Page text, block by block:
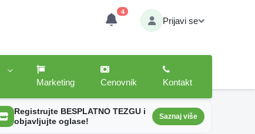
4
Prijavi se
Marketing
Cenovnik Kontakt
Registrujte BESPLATNO TEZGU i
objavljujte oglase!
Saznaj više